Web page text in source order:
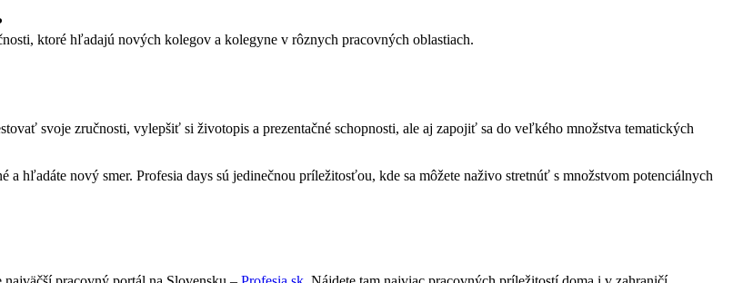
ktoré hľadajú nových kolegov a kolegyne v rôznych pracovných oblastiach.
svoje zručnosti, vylepšiť si životopis a prezentačné schopnosti, ale aj zapojiť sa do veľkého množstva tematických
a hľadáte nový smer. Profesia days sú jedinečnou príležitosťou, kde sa môžete naživo stretnúť s množstvom potenciálnych